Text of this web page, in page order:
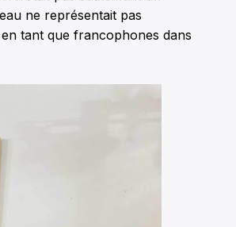
ne représentait pas
tant que francophones dans